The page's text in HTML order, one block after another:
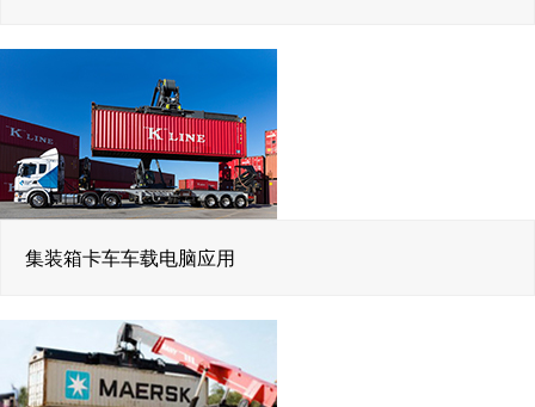
集装箱卡车车载电脑应用